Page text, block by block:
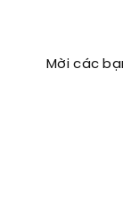
Mời các